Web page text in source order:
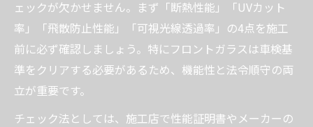
ェックが欠かせません。まず「断熱性能」「UVカット
率」「飛散防止性能」「可視光線透過率」の4点を施工
前に必ず確認しましょう。特にフロントガラスは車検基
準をクリアする必要があるため、機能性と法令順守の両
立が重要です。
チェック法としては、施工店で性能証明書やメーカーの